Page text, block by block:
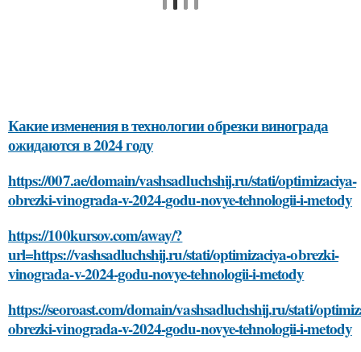
Какие изменения в технологии обрезки винограда
ожидаются в 2024 году
https://007.ae/domain/vashsadluchshij.ru/stati/optimizaciya-
obrezki-vinograda-v-2024-godu-novye-tehnologii-i-metody
https://100kursov.com/away/?
url=https://vashsadluchshij.ru/stati/optimizaciya-obrezki-
vinograda-v-2024-godu-novye-tehnologii-i-metody
https://seoroast.com/domain/vashsadluchshij.ru/stati/
obrezki-vinograda-v-2024-godu-novye-tehnologii-i-metody